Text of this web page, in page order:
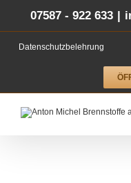
07587 - 922 633
Datenschutzbelehrung